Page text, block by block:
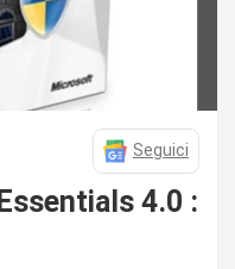
Seguici
4.0 :